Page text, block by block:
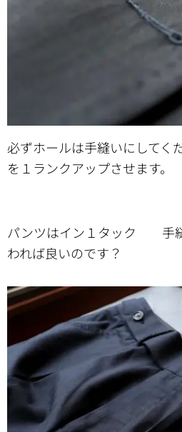
必ずホールは手縫いにしてく
を１ランクアップさせます。
パンツはイン１タック 手
われば良いのです？